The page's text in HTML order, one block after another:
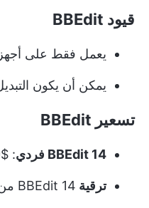
قيود BBEdit
يعمل فقط على
يمكن أن يكون
تسعير BBEdit
BBEdit 14 فردي : $49.99
ترقية BBEdit 14 من 13.x**: $29.99